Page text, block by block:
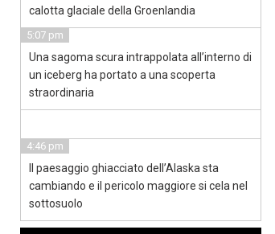
calotta glaciale della Groenlandia
5:07 pm
Una sagoma scura intrappolata all’interno di
un iceberg ha portato a una scoperta
straordinaria
4:46 pm
Il paesaggio ghiacciato dell’Alaska sta
cambiando e il pericolo maggiore si cela nel
sottosuolo